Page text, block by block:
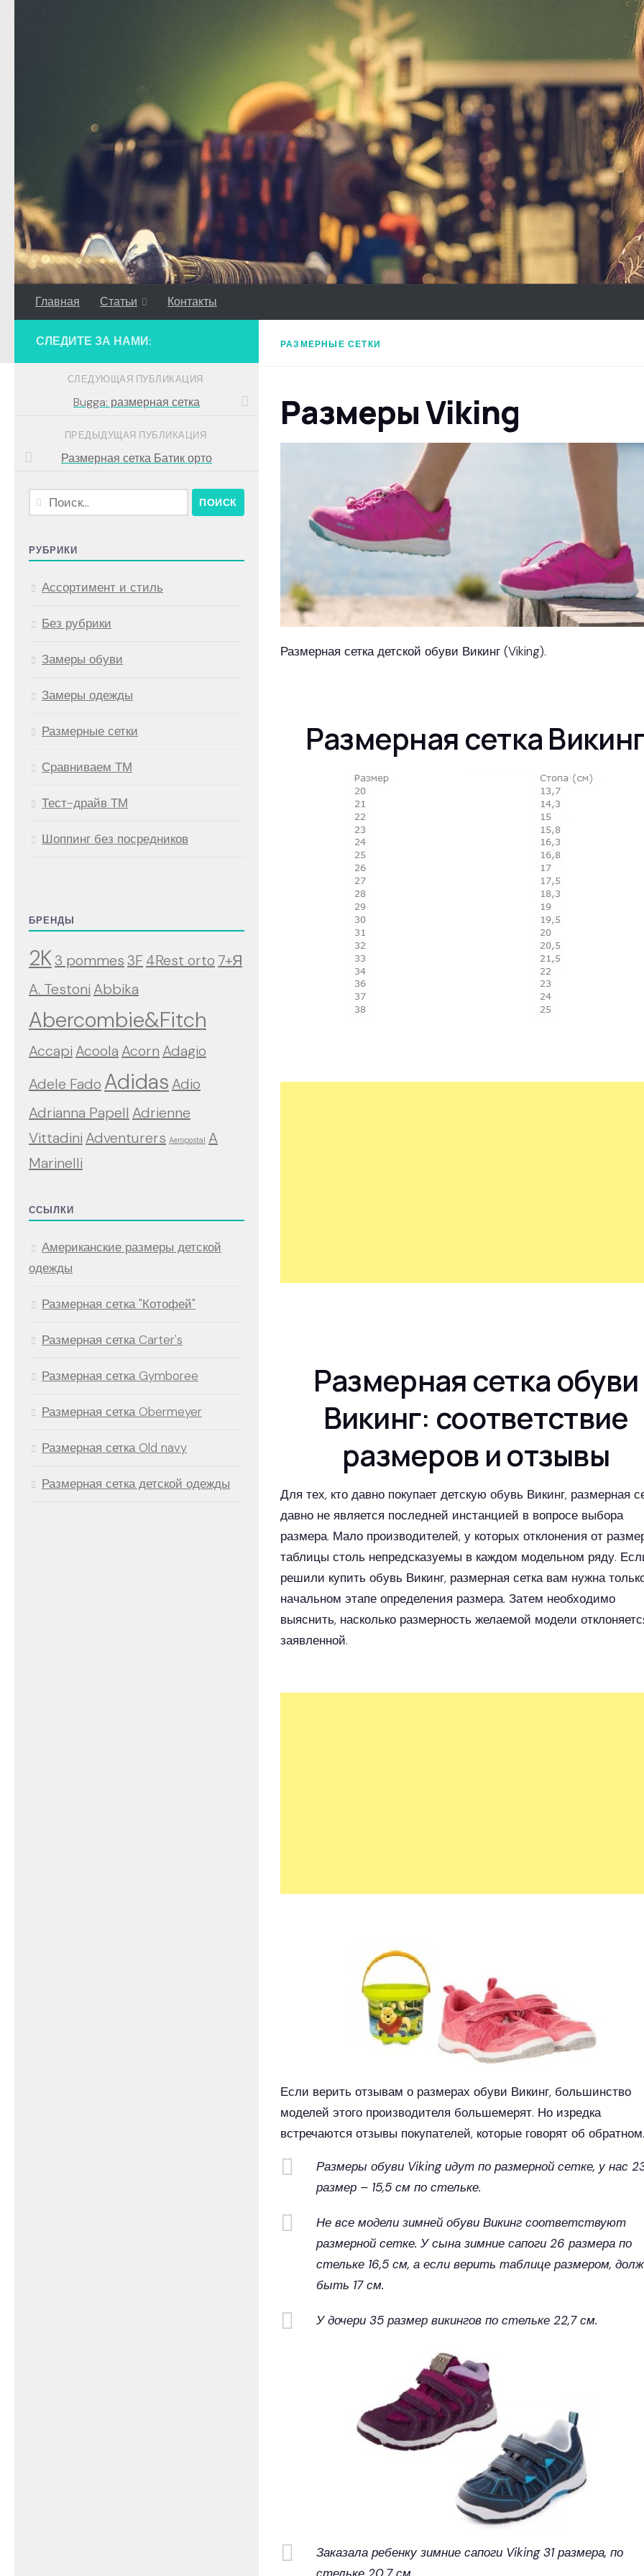
Главная Статьи Контакты
РАЗМЕРНЫЕ СЕТКИ
Размеры Viking
Размерная сетка детской обуви Викинг (Viking).
Размерная сетка
Размерная сетка обуви
Викинг: соответствие
размеров и отзывы
Для тех, кто давно покупает детскую обувь Викинг, размерная
давно не является последней инстанцией в вопросе выбора
размера. Мало производителей, у которых отклонения от
таблицы столь непредсказуемы в каждом модельном ряду.
решили купить обувь Викинг, размерная сетка вам нужна
начальном этапе определения размера. Затем необходимо
выяснить, насколько размерность желаемой модели
заявленной.
Если верить отзывам о размерах обуви Викинг, большинство
моделей этого производителя большемерят. Но изредка
встречаются отзывы покупателей, которые говорят об обратном.
Размеры обуви Viking идут по размерной сетке, у нас
размер – 15,5 см по стельке.
Не все модели зимней обуви Викинг соответствуют
размерной сетке. У сына зимние сапоги 26 размера по
стельке 16,5 см, а если верить таблице размером,
быть 17 см.
У дочери 35 размер викингов по стельке 22,7 см.
Заказала ребенку зимние сапоги Viking 31 размера, по
СЛЕДИТЕ ЗА НАМИ:
СЛЕДУЮЩАЯ ПУБЛИКАЦИЯ
Bugga: размерная сетка
ПРЕДЫДУЩАЯ ПУБЛИКАЦИЯ
Размерная сетка Батик орто
Найти:
РУБРИКИ
Ассортимент и стиль
Без рубрики
Замеры обуви
Замеры одежды
Размерные сетки
Сравниваем ТМ
Тест-драйв ТМ
Шоппинг без посредников
БРЕНДЫ
2K3 pommes3F 4Rest orto 7+Я
A. Testoni Abbika
Abercombie&Fitch
Accapi Acoola Acorn Adagio
Adele Fado Adidas Adio
Adrianna Papell Adrienne
Vittadini Adventurers Aeropostal A
Marinelli
ССЫЛКИ
Американские размеры детской
одежды
Размерная сетка "Котофей"
Размерная сетка Carter's
Размерная сетка Gymboree
Размерная сетка Obermeyer
Размерная сетка Old navy
Размерная сетка детской одежды